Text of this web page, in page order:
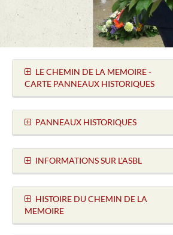
LE CHEMIN DE LA MEMOIRE -
CARTE PANNEAUX HISTORIQUES
PANNEAUX HISTORIQUES
INFORMATIONS SUR L'ASBL
HISTOIRE DU CHEMIN DE LA
MEMOIRE